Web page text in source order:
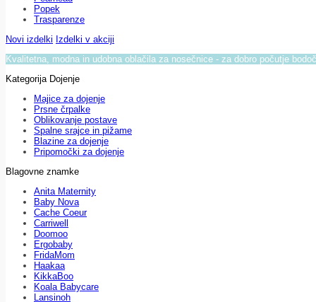
Popek
Trasparenze
Novi izdelki Izdelki v akciji
Kvalitetna, modna in udobna oblačila za nosečnice - za dobro počutje
Kategorija Dojenje
Majice za dojenje
Prsne črpalke
Oblikovanje postave
Spalne srajce in pižame
Blazine za dojenje
Pripomočki za dojenje
Blagovne znamke
Anita Maternity
Baby Nova
Cache Coeur
Carriwell
Doomoo
Ergobaby
FridaMom
Haakaa
KikkaBoo
Koala Babycare
Lansinoh